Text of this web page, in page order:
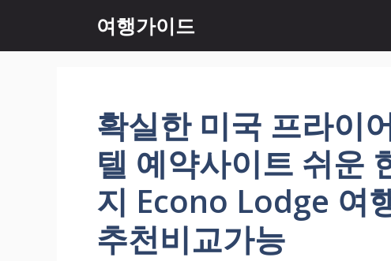
츠
여행가이드
확실한 미국 프라이
텔 예약사이트 쉬운
지 Econo Lodge 여
추천비교가능